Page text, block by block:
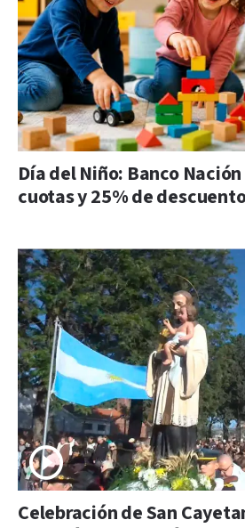
Día del Niño: Banco
cuotas y 25% de
Celebración de San